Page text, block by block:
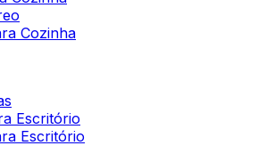
Cozinha
Escritório
Escritório